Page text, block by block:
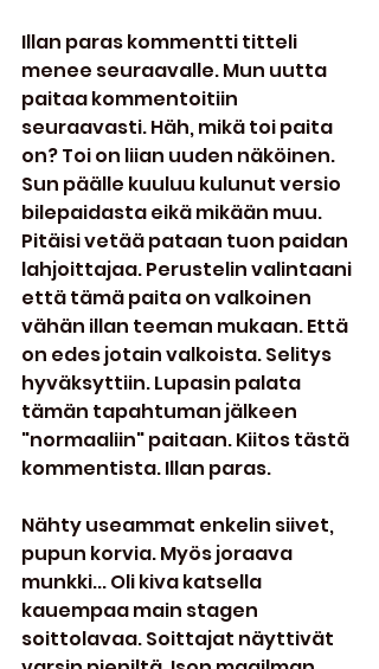
Illan paras kommentti titteli
menee seuraavalle. Mun uutta
paitaa kommentoitiin
seuraavasti. Häh, mikä toi paita
on? Toi on liian uuden näköinen.
Sun päälle kuuluu kulunut versio
bilepaidasta eikä mikään muu.
Pitäisi vetää pataan tuon paidan
lahjoittajaa. Perustelin valintaani
että tämä paita on valkoinen
vähän illan teeman mukaan. Että
on edes jotain valkoista. Selitys
hyväksyttiin. Lupasin palata
tämän tapahtuman jälkeen
"normaaliin" paitaan. Kiitos tästä
kommentista. Illan paras.
Nähty useammat enkelin siivet,
pupun korvia. Myös joraava
munkki... Oli kiva katsella
kauempaa main stagen
soittolavaa. Soittajat näyttivät